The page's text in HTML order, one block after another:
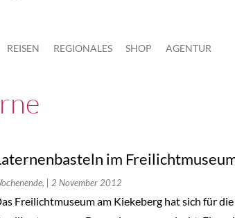
REISEN REGIONALES SHOP AGENTUR
im
| 2 November 2012
Freilichtmuseum am Kiekeberg hat sich für